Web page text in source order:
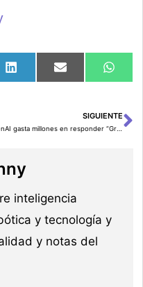
Compartir
en
LinkedInCompartir
en
Email
en
SIGUIENTE
inteligencia
y tecnología y
y notas del